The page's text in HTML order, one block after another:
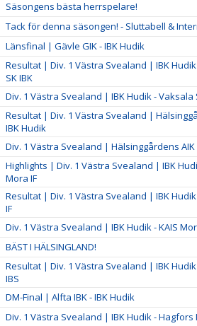
Säsongens bästa herrspelare!
Tack för denna säsongen! - Sluttabell &
Länsfinal | Gävle GIK - IBK Hudik
Resultat | Div. 1 Västra Svealand | IBK
SK IBK
Div. 1 Västra Svealand | IBK Hudik - Vaksala
Resultat | Div. 1 Västra Svealand |
IBK Hudik
Div. 1 Västra Svealand | Hälsinggårdens AIK
Highlights | Div. 1 Västra Svealand | IBK
Mora IF
Resultat | Div. 1 Västra Svealand | IBK Hudik
IF
Div. 1 Västra Svealand | IBK Hudik - KAIS
BÄST I HÄLSINGLAND!
Resultat | Div. 1 Västra Svealand | IBK
IBS
DM-Final | Alfta IBK - IBK Hudik
Div. 1 Västra Svealand | IBK Hudik - Hagfors